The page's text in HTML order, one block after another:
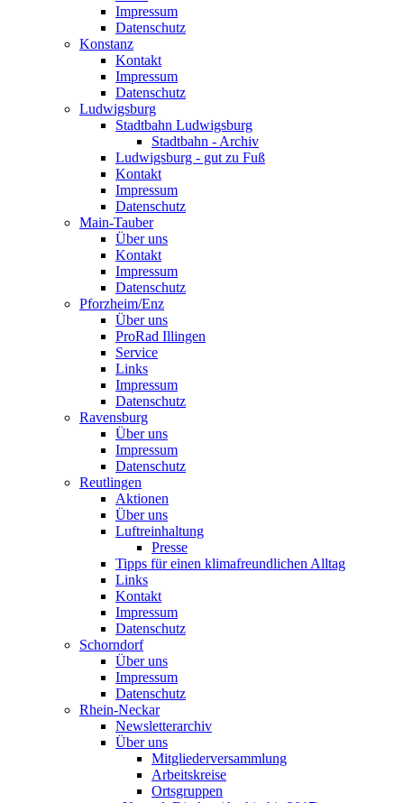
Impressum
Datenschutz
Konstanz
Kontakt
Impressum
Datenschutz
Ludwigsburg
Stadtbahn Ludwigsburg
Stadtbahn - Archiv
Ludwigsburg - gut zu Fuß
Kontakt
Impressum
Datenschutz
Main-Tauber
Über uns
Kontakt
Impressum
Datenschutz
Pforzheim/Enz
Über uns
ProRad Illingen
Service
Links
Impressum
Datenschutz
Ravensburg
Über uns
Impressum
Datenschutz
Reutlingen
Aktionen
Über uns
Luftreinhaltung
Presse
Tipps für einen klimafreundlichen Alltag
Links
Kontakt
Impressum
Datenschutz
Schorndorf
Über uns
Impressum
Datenschutz
Rhein-Neckar
Newsletterarchiv
Über uns
Mitgliederversammlung
Arbeitskreise
Ortsgruppen